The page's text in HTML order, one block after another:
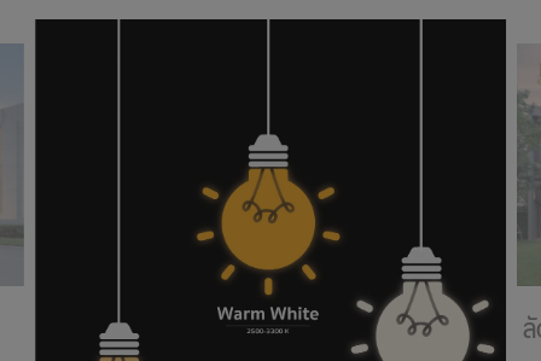
ลัดดารมย์ ติวานนท์ 2